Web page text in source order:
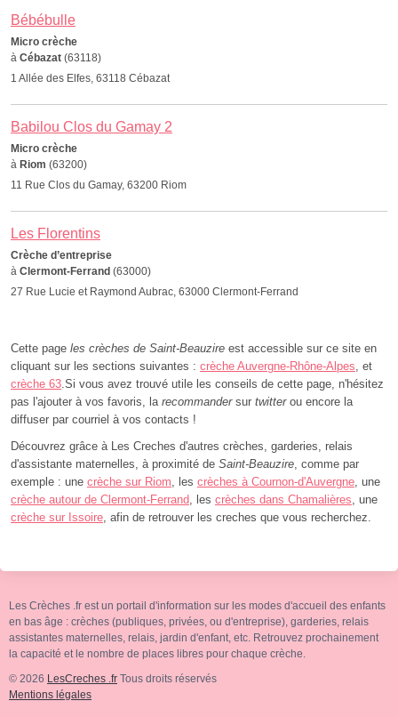
Bébébulle
Micro crèche
à Cébazat (63118)
1 Allée des Elfes, 63118 Cébazat
Babilou Clos du Gamay 2
Micro crèche
à Riom (63200)
11 Rue Clos du Gamay, 63200 Riom
Les Florentins
Crèche d’entreprise
à Clermont-Ferrand (63000)
27 Rue Lucie et Raymond Aubrac, 63000 Clermont-Ferrand
Cette page les crèches de Saint-Beauzire est accessible sur ce site en
cliquant sur les sections suivantes : crèche Auvergne-Rhône-Alpes, et
crèche 63.Si vous avez trouvé utile les conseils de cette page, n'hésitez
pas l'ajouter à vos favoris, la recommandersur twitterou encore la
diffuser par courriel à vos contacts !
Découvrez grâce à Les Creches d'autres crèches, garderies, relais
d'assistante maternelles, à proximité de Saint-Beauzire, comme par
exemple : une crèche sur Riom, les crèches à Cournon-d'Auvergne, une
crèche autour de Clermont-Ferrand, les crèches dans Chamalières, une
crèche sur Issoire, afin de retrouver les creches que vous recherchez.
Les Crèches .fr est un portail d'information sur les modes d'accueil des enfants
en bas âge : crèches (publiques, privées, ou d'entreprise), garderies, relais
assistantes maternelles, relais, jardin d'enfant, etc. Retrouvez prochainement
la capacité et le nombre de places libres pour chaque crèche.
© 2026 LesCreches .fr Tous droits réservés
Mentions légales